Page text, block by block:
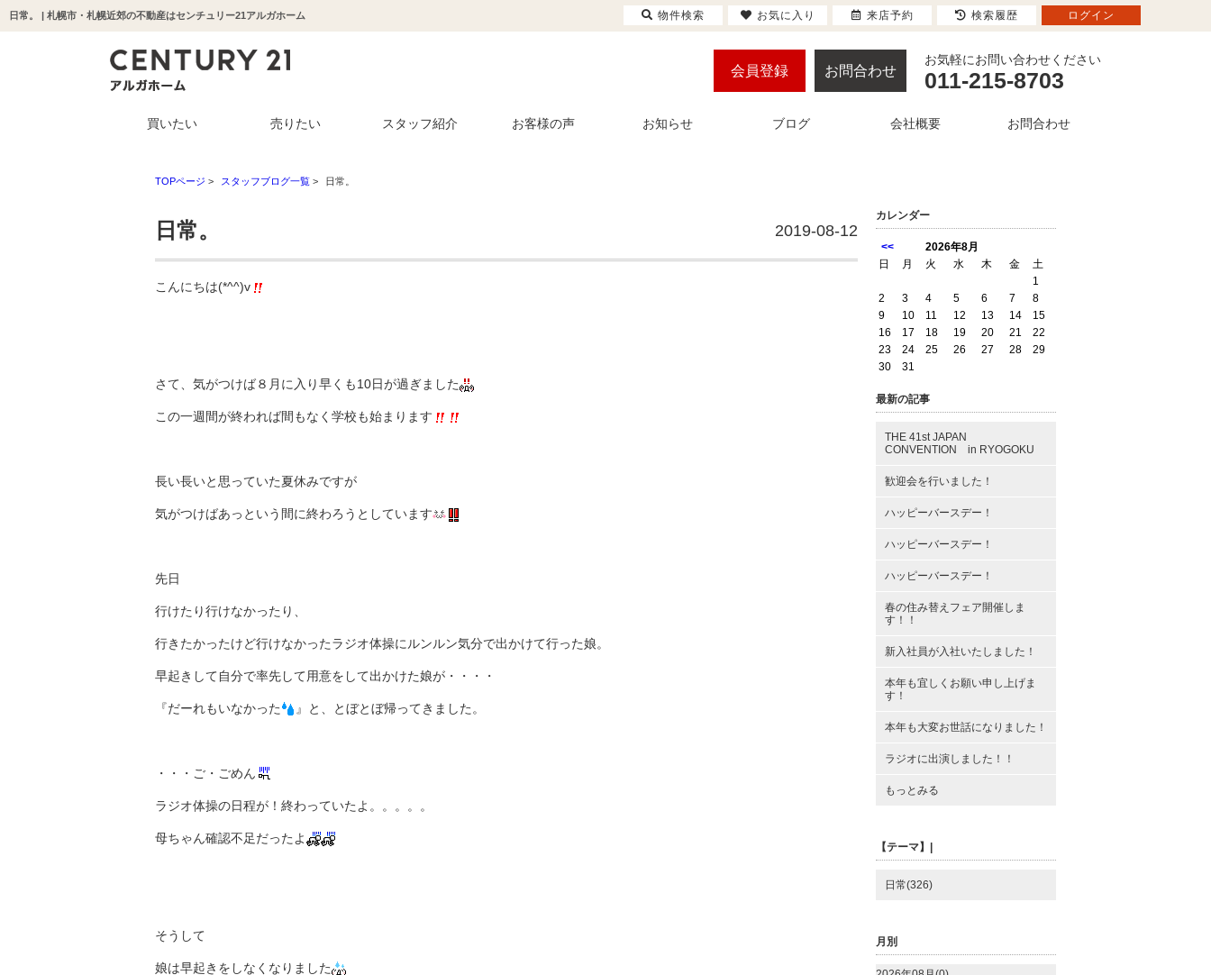
日常。 | 札幌市・札幌近郊の不動産はセンチュリー21アルガホーム
会員登録 お問合わせ
お気軽にお問い合わせください
011-215-8703
買いたい 売りたい スタッフ紹介 お客様の声 お知らせ ブログ 会社概要 お問合わせ
TOPページ > スタッフブログ一覧 > 日常。
日常。 2019-08-12
こんにちは(*^^)v
さて、気がつけば８月に入り早くも10日が過ぎました
この一週間が終われば間もなく学校も始まります
長い長いと思っていた夏休みですが
気がつけばあっという間に終わろうとしています
先日
行けたり行けなかったり、
行きたかったけど行けなかったラジオ体操にルンルン気分で出かけて行った娘。
早起きして自分で率先して用意をして出かけた娘が・・・・
『だーれもいなかった 』と、とぼとぼ帰ってきました。
・・・ご・ごめん
ラジオ体操の日程が！終わっていたよ。。。。。
母ちゃん確認不足だったよ
そうして
娘は早起きをしなくなりました
カレンダー
<<
2026年8月
日
月 火 水 木 金
土
1
2
3 4 5 6 7
8
9
10 11 12 13 14
15
16
17 18 19 20 21
22
23
24 25 26 27 28
29
30
31
最新の記事
THE 41st JAPAN
CONVENTION in RYOGOKU
歓迎会を行いました！
ハッピーバースデー！
ハッピーバースデー！
ハッピーバースデー！
春の住み替えフェア開催しま
す！！
新入社員が入社いたしました！
本年も宜しくお願い申し上げま
す！
本年も大変お世話になりました！
ラジオに出演しました！！
もっとみる
【テーマ】|
日常(326)
月別
物件検索 お気に入り 来店予約 検索履歴 ログイン